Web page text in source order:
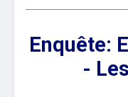
Enquête:
-